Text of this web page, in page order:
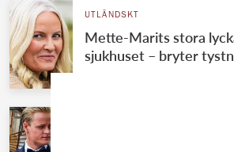
UTLÄNDSKT
Mette-Marits stora
sjukhuset – bryter
Marius lämnar